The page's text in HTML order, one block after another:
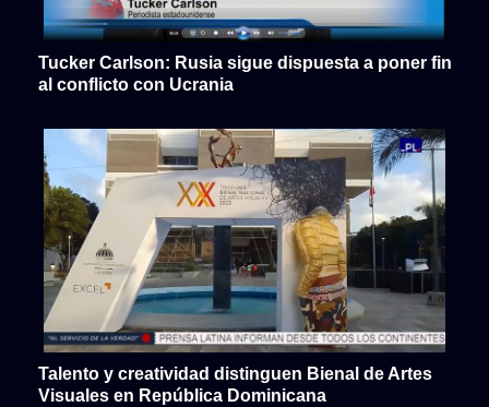
Tucker Carlson: Rusia sigue dispuesta a poner fin
al conflicto con Ucrania
Talento y creatividad distinguen Bienal de Artes
Visuales en República Dominicana